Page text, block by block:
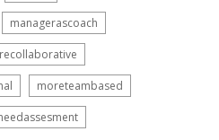
managerascoach
moreteambased